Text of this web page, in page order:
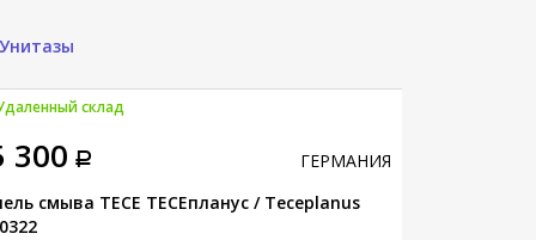
Унитазы
300
ГЕРМАНИЯ
смыва TECE ТЕСЕпланус / Teceplanus
склад